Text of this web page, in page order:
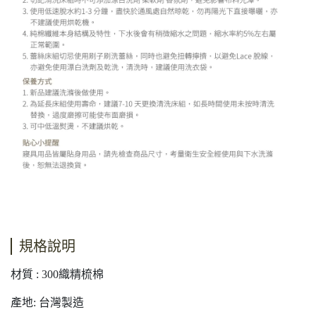
規格說明
材質 : 300織精梳棉
產地: 台灣製造